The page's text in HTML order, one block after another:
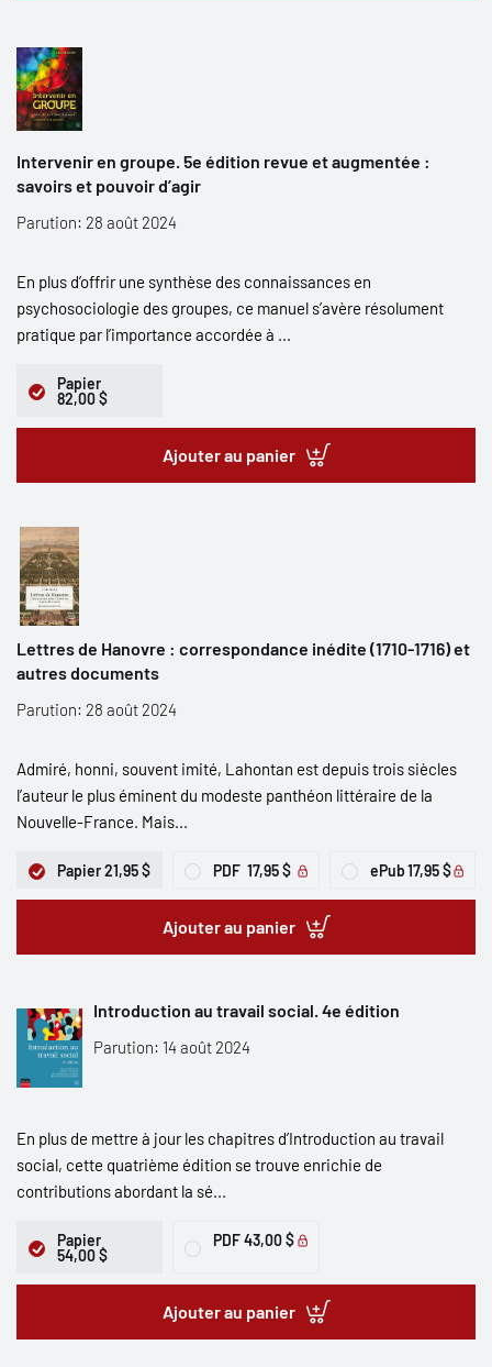
Intervenir en groupe. 5e édition revue et augmentée :
savoirs et pouvoir d’agir
Parution: 28 août 2024
En plus d’offrir une synthèse des connaissances en
psychosociologie des groupes, ce manuel s’avère résolument
pratique par l’importance accordée à ...
Papier
82,00 $
Ajouter au panier
Lettres de Hanovre : correspondance inédite (1710-1716) et
autres documents
Parution: 28 août 2024
Admiré, honni, souvent imité, Lahontan est depuis trois siècles
l’auteur le plus éminent du modeste panthéon littéraire de la
Nouvelle-France. Mais...
Papier21,95 $ PDF 17,95 $ ePub17,95 $
Ajouter au panier
Introduction au travail social. 4e édition
Parution: 14 août 2024
En plus de mettre à jour les chapitres d’Introduction au travail
social, cette quatrième édition se trouve enrichie de
contributions abordant la sé...
Papier
54,00 $
PDF43,00 $
Ajouter au panier